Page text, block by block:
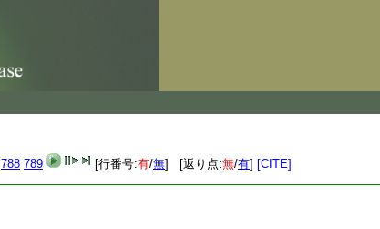
788 789 [行番号:有/無] [返り点:無/有] [CITE]